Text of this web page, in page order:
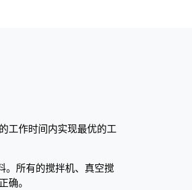
工作时间内实现最优的工
。所有的搅拌机、真空搅
确。